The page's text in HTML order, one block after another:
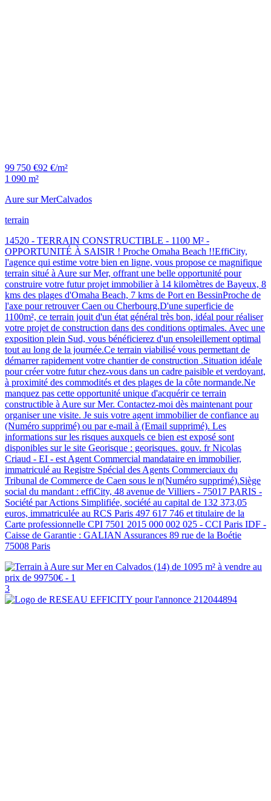
99 750 €92 €/m²
1 090 m²
Aure sur MerCalvados
terrain
14520 - TERRAIN CONSTRUCTIBLE - 1100 M² -
OPPORTUNITÉ À SAISIR ! Proche Omaha Beach !!EffiCity,
l'agence qui estime votre bien en ligne, vous propose ce magnifique
terrain situé à Aure sur Mer, offrant une belle opportunité pour
construire votre futur projet immobilier à 14 kilomètres de Bayeux, 8
kms des plages d'Omaha Beach, 7 kms de Port en BessinProche de
l'axe pour retrouver Caen ou Cherbourg.D'une superficie de
1100m², ce terrain jouit d'un état général très bon, idéal pour réaliser
votre projet de construction dans des conditions optimales. Avec une
exposition plein Sud, vous bénéficierez d'un ensoleillement optimal
tout au long de la journée.Ce terrain viabilisé vous permettant de
démarrer rapidement votre chantier de construction .Situation idéale
pour créer votre futur chez-vous dans un cadre paisible et verdoyant,
à proximité des commodités et des plages de la côte normande.Ne
manquez pas cette opportunité unique d'acquérir ce terrain
constructible à Aure sur Mer. Contactez-moi dès maintenant pour
organiser une visite. Je suis votre agent immobilier de confiance au
(Numéro supprimé) ou par e-mail à (Email supprimé). Les
informations sur les risques auxquels ce bien est exposé sont
disponibles sur le site Georisque : georisques. gouv. fr Nicolas
Criaud - EI - est Agent Commercial mandataire en immobilier,
immatriculé au Registre Spécial des Agents Commerciaux du
Tribunal de Commerce de Caen sous le n(Numéro supprimé).Siège
social du mandant : effiCity, 48 avenue de Villiers - 75017 PARIS -
Société par Actions Simplifiée, société au capital de 132 373,05
euros, immatriculée au RCS Paris 497 617 746 et titulaire de la
Carte professionnelle CPI 7501 2015 000 002 025 - CCI Paris IDF -
Caisse de Garantie : GALIAN Assurances 89 rue de la Boétie
75008 Paris
3